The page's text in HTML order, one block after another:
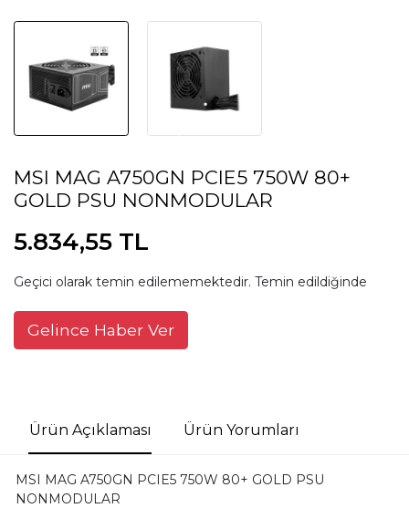
MSI MAG A750GN PCIE5 750W 80+
GOLD PSU NONMODULAR
5.834,55 TL
Geçici olarak temin edilememektedir. Temin edildiğinde
Gelince Haber Ver
Ürün Açıklaması Ürün Yorumları
MSI MAG A750GN PCIE5 750W 80+ GOLD PSU
NONMODULAR